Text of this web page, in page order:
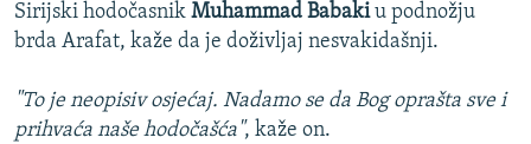
Sirijski hodočasnik Muhammad Babakiu podnožju
brda Arafat, kaže da je doživljaj nesvakidašnji.
"To je neopisiv osjećaj. Nadamo se da Bog oprašta sve i
prihvaća naše hodočašća", kaže on.